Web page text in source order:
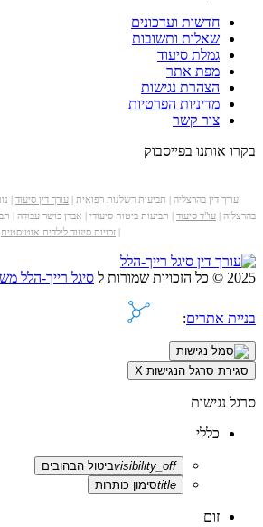
חדשות ועדכונים
שאלות ותשובות
גמלת סיעוד
מפת אתר
הצהרת נגישות
מדיניות הפרטיות
צור קשר
בקרו אותנו בפייסבוק
עורך דין בהרצליה | תביעות רשלנות רפואית | עורך דין סיעוד |
בהרצליה | עו"ד סיעוד | תביעות ביטוח סיעודי | אבדן כושר עבודה |
| זכויות סיעוד לילדים אוטיסטים
2025 © כל הזכויות שמורות ל סיגל רייך-הלל
בניית אתרים:
סגירת סרגל הנגישות X
סרגל נגישות
כללי
visibility_offביטול הבהובים
titleסימון כותרות
זום